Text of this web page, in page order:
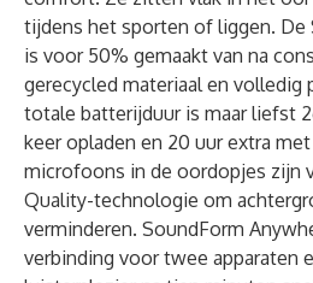
tijdens het sporten of liggen. De
is voor 50% gemaakt van na
gerecycled materiaal en volledig
totale batterijduur is maar liefst
keer opladen en 20 uur extra
microfoons in de oordopjes zijn
Quality-technologie om
verminderen. SoundForm
verbinding voor twee apparaten